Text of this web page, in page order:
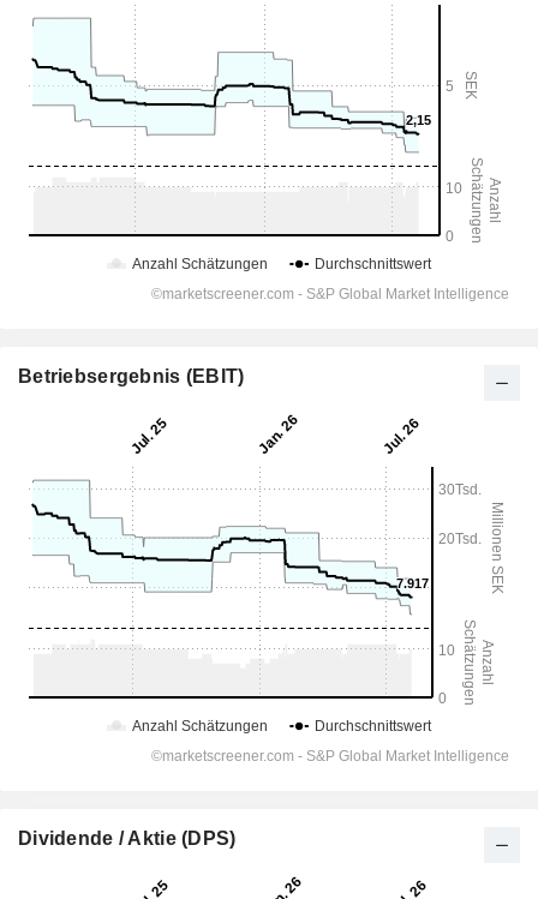
Betriebsergebnis (EBIT)
Dividende / Aktie (DPS)